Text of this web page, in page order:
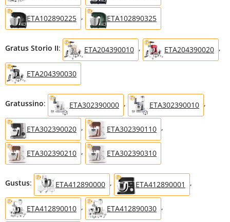
ETA102890225 , ETA102890325
Gratus Storio II: ETA204390010 , ETA204390020 ,
ETA204390030
Gratussino: ETA302390000 , ETA302390010 ,
ETA302390020 , ETA302390110 ,
ETA302390210 , ETA302390310
Gustus: ETA412890000 , ETA412890001 ,
ETA412890010 , ETA412890030 ,